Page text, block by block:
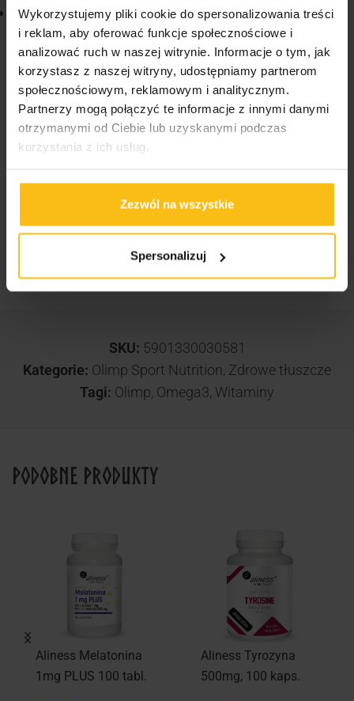
Wykorzystujemy pliki cookie do spersonalizowania treści
i reklam, aby oferować funkcje społecznościowe i
analizować ruch w naszej witrynie. Informacje o tym, jak
korzystasz z naszej witryny, udostępniamy partnerom
społecznościowym, reklamowym i analitycznym.
Partnerzy mogą połączyć te informacje z innymi danymi
otrzymanymi od Ciebie lub uzyskanymi podczas
korzystania z ich usług.
Zezwól na wszystkie
Spersonalizuj
prostej i wygodnej suplementacji, dzięki łatwym do
połknięcia żelowym kapsułkom
Decydując się na suplementację OlimpGold Omega
3 Sport Editionnależy pamiętać, aby produktu
marki
Olimp Sport Nutritionnie traktować jako
zamiennika zbilansowanej diety, a jedynie jako
wartościowy jej dodatek. Warto również zadbać o
Gold Omega-3® sport edition.Suplement diety
zawierający kwasy tłuszczowe omega-3 w postaci
SKU: 5901330030581
Kategorie: Olimp Sport Nutrition, Zdrowe tłuszcze
Tagi: Olimp, Omega3, Witaminy
Podobne produkty
Aliness Melatonina
1mg PLUS 100 tabl.
Aliness Tyrozyna
500mg, 100 kaps.